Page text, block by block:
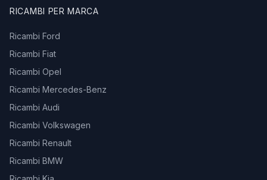
RICAMBI PER MARCA
Ricambi Ford
Ricambi Fiat
Ricambi Opel
Ricambi Mercedes-Benz
Ricambi Audi
Ricambi Volkswagen
Ricambi Renault
Ricambi BMW